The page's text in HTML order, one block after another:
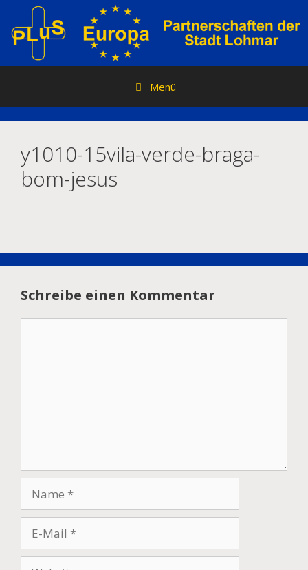
Inhalt
springen
Menü
y1010-15vila-verde-braga-
bom-jesus
Schreibe einen Kommentar
Mail